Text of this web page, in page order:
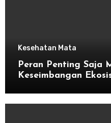
Kesehatan Mata
Peran Penting Saja
Keseimbangan